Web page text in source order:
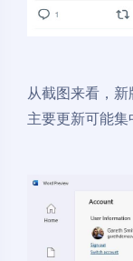
从截图来看，新
主要更新可能集